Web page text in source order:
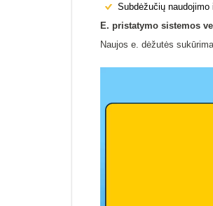
Subdėžučių naudojimo
E. pristatymo sistemos
Naujos e. dėžutės